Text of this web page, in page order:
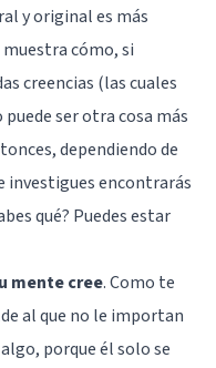
y original es más
muestra cómo, si
creencias (las cuales
ser otra cosa más
dependiendo de
investigues encontrarás
qué? Puedes estar
mente cree. Como te
al que no le importan
porque él solo se